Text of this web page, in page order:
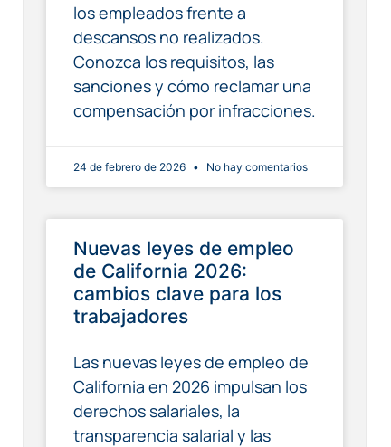
los empleados frente a
descansos no realizados.
Conozca los requisitos, las
sanciones y cómo reclamar una
compensación por infracciones.
24 de febrero de 2026 No hay comentarios
Nuevas leyes de empleo
de California 2026:
cambios clave para los
trabajadores
Las nuevas leyes de empleo de
California en 2026 impulsan los
derechos salariales, la
transparencia salarial y las